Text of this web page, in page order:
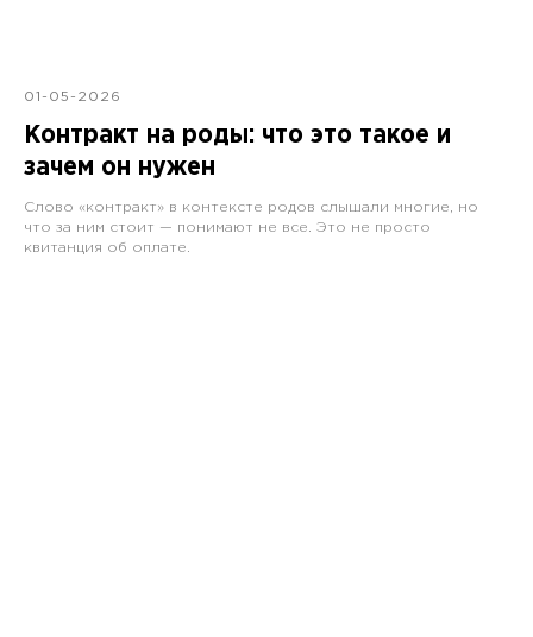
01-05-2026
Контракт на роды: что это такое и
зачем он нужен
Слово «контракт» в контексте родов слышали многие, но
что за ним стоит — понимают не все. Это не просто
квитанция об оплате.